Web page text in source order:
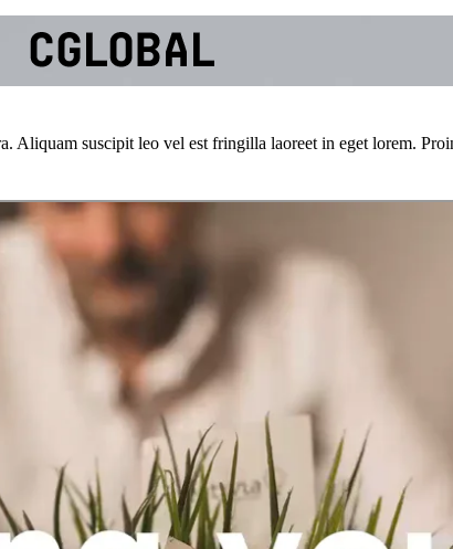
suscipit leo vel est fringilla laoreet in eget lorem.